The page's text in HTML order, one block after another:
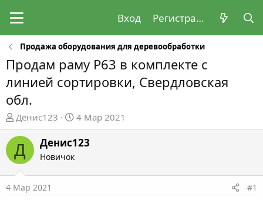
Вход Регистрация
Продажа оборудования для деревообработки
Продам раму Р63 в комплекте с
линией сортировки, Свердловская
обл.
А
в
т
о
р
е
Денис123
Д
а
т
а
4 Мар 2021
Д Денис123
Новичок
4 Мар 2021 #1